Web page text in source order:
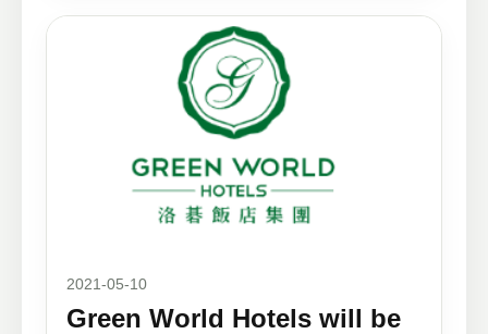
2021-05-10
Green World Hotels will be